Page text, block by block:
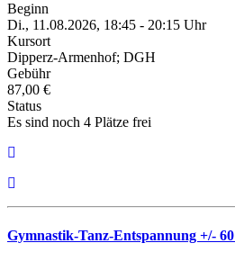
Beginn
Di., 11.08.2026, 18:45 - 20:15 Uhr
Kursort
Dipperz-Armenhof; DGH
Gebühr
87,00 €
Status
Es sind noch 4 Plätze frei
Gymnastik-Tanz-Entspannung +/- 60